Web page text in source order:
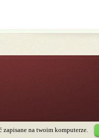
na twoim komputerze.